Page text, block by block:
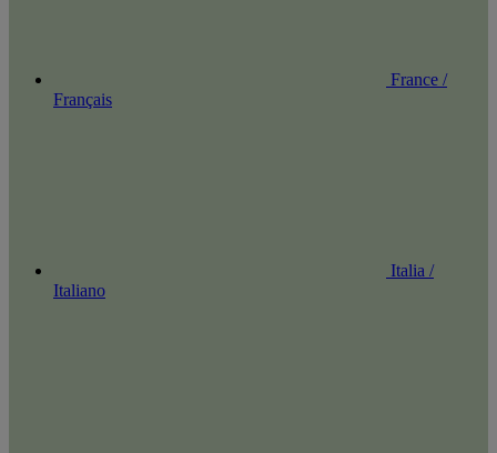
France /
Français
Italia /
Italiano